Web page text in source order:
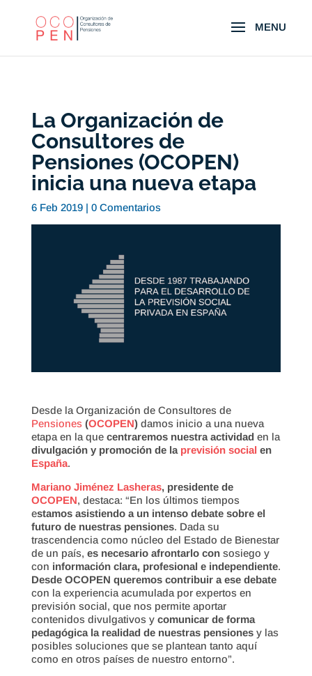
La Organización de
Consultores de
Pensiones (OCOPEN)
inicia una nueva etapa
6 Feb 2019| 0 Comentarios
Desde la Organización de Consultores de
Pensiones(OCOPEN)damos inicio a una nueva
etapa en la que centraremos nuestra actividaden la
divulgación y promoción de la previsión social en
España.
Mariano Jiménez Lasheras, presidente de
OCOPEN, destaca: “En los últimos tiempos
estamos asistiendo a un intenso debate sobre el
futuro de nuestras pensiones. Dada su
trascendencia como núcleo del Estado de Bienestar
de un país, es necesario afrontarlo consosiego y
con información clara, profesional e independiente.
Desde OCOPEN queremos contribuir a ese debate
con la experiencia acumulada por expertos en
previsión social, que nos permite aportar
contenidos divulgativos y comunicar de forma
pedagógica la realidad de nuestras pensionesy las
posibles soluciones que se plantean tanto aquí
como en otros países de nuestro entorno”.